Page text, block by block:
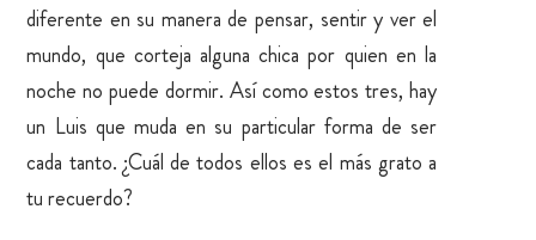
diferente en su manera de pensar, sentir y ver el
mundo, que corteja alguna chica por quien en la
noche no puede dormir. Así como estos tres, hay
un Luis que muda en su particular forma de ser
cada tanto. ¿Cuál de todos ellos es el más grato a
tu recuerdo?